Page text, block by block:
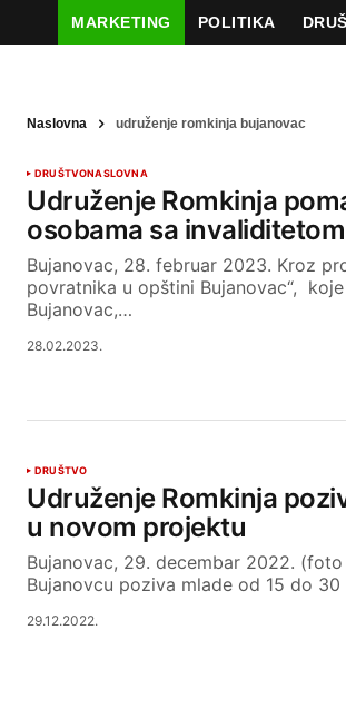
MARKETING POLITIKA
Naslovna udruženje romkinja bujanovac
DRUŠTVONASLOVNA
Udruženje Romkinja
osobama sa invaliditetom
Bujanovac, 28. februar 2023. Kroz
povratnika u opštini Bujanovac“,
Bujanovac,…
28.02.2023.
DRUŠTVO
Udruženje Romkinja
u novom projektu
Bujanovac, 29. decembar 2022.
Bujanovcu poziva mlade od 15 do
29.12.2022.